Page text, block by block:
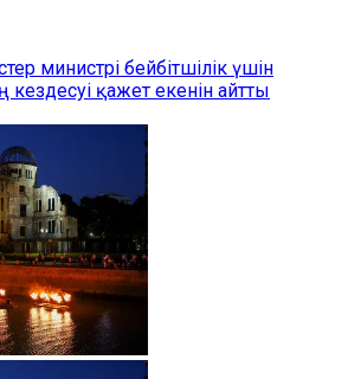
министрі бейбітшілік үшін
қажет екенін айтты